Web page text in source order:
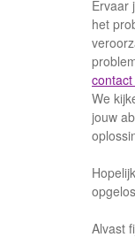
Ervaar
het
contact
We
jouw
Alvast